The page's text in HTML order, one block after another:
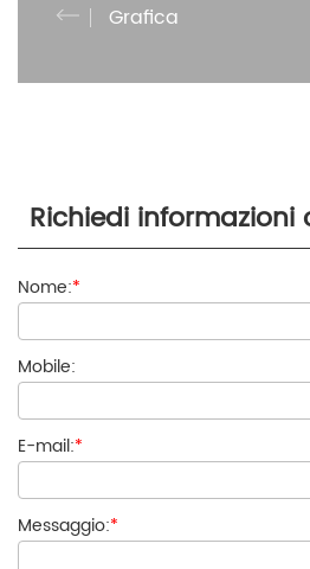
Grafica
Richiedi informazioni
Nome:*
Mobile:
E-mail:*
Messaggio:*